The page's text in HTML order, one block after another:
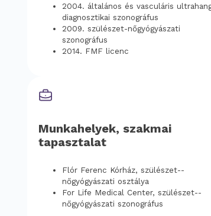
2004. általános és vasculáris
diagnosztikai szonográfus
2009. szülészet-­nőgyógyászati
szonográfus
2014. FMF licenc
Munkahelyek, szakmai
tapasztalat
Flór Ferenc Kórház, szülészet-­
nőgyógyászati osztálya
For Life Medical Center, szülészet-­
nőgyógyászati szonográfus